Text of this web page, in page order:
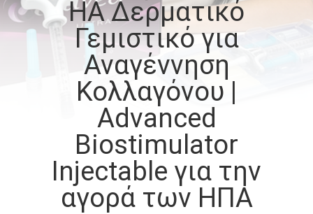
ΈΛΕΓΧΟΣ
ΠΟΙΌΤΗΤΑΣ
ΕΠΙΚΟΙΝΩΝΉΣΤΕ
ΕΙΔΉΣΕΙΣ
HA Δερματικό
Γεμιστικό για
Αναγέννηση
Κολλαγόνου |
Advanced
Biostimulator
Injectable για την
αγορά των ΗΠΑ